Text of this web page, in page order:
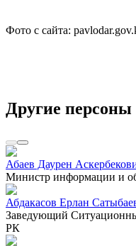
Фото с сайта:
Другие персоны
Абаев Даурен
Министр информации и
Абдакасов Ерлан
Заведующий
РК